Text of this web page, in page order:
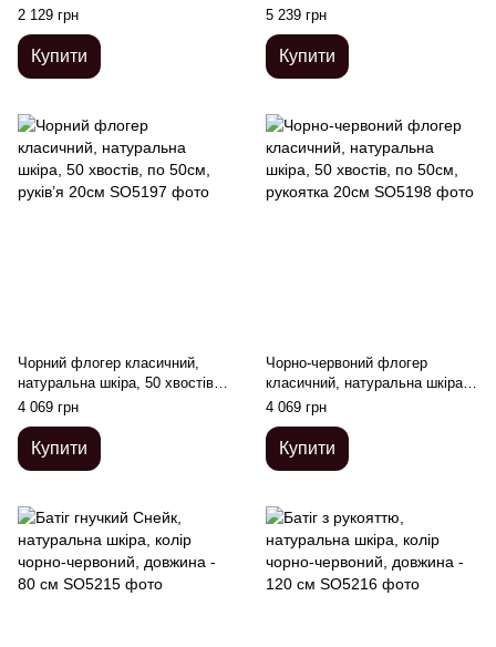
чорний
2 129 грн
Купити
5 239 грн
Купити
Чорний флогер класичний,
натуральна шкіра, 50 хвостів,
по 50см, руків’я 20см
4 069 грн
Купити
Чорно-червоний флогер
класичний, натуральна шкіра,
50 хвостів, по 50см, рукоятка
20см
4 069 грн
Купити